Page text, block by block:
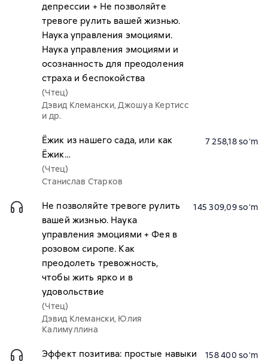
депрессии + Не позволяйте
тревоге рулить вашей жизнью.
Наука управления эмоциями.
Наука управления эмоциями и
осознанность для преодоления
страха и беспокойства
(Чтец)
Дэвид Клемански, Джошуа Кертисс
и др.
Ёжик из нашего сада, или как
Ёжик…
(Чтец)
Станислав Старков
7 258,18 soʻm
Не позволяйте тревоге рулить
вашей жизнью. Наука
управления эмоциями + Фея в
розовом сиропе. Как
преодолеть тревожность,
чтобы жить ярко и в
удовольствие
(Чтец)
Дэвид Клемански, Юлия
Калимуллина
145 309,09 soʻm
Эффект позитива: простые навыки
158 400 soʻm